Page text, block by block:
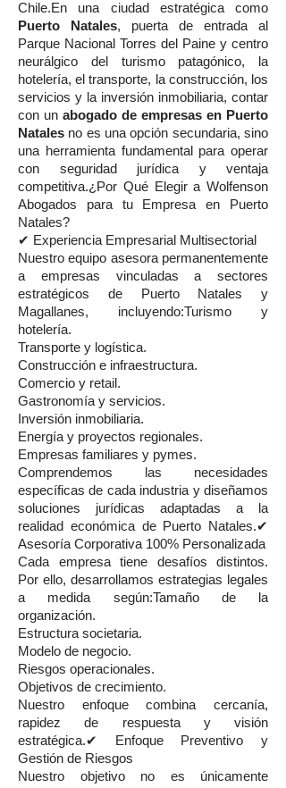
Chile.En una ciudad estratégica como
Puerto Natales, puerta de entrada al
Parque Nacional Torres del Paine y centro
neurálgico del turismo patagónico, la
hotelería, el transporte, la construcción, los
servicios y la inversión inmobiliaria, contar
con un abogado de empresas en Puerto
Natales no es una opción secundaria, sino
una herramienta fundamental para operar
con seguridad jurídica y ventaja
competitiva.¿Por Qué Elegir a Wolfenson
Abogados para tu Empresa en Puerto
Natales?
✔ Experiencia Empresarial Multisectorial
Nuestro equipo asesora permanentemente
a empresas vinculadas a sectores
estratégicos de Puerto Natales y
Magallanes, incluyendo:Turismo y
hotelería.
Transporte y logística.
Construcción e infraestructura.
Comercio y retail.
Gastronomía y servicios.
Inversión inmobiliaria.
Energía y proyectos regionales.
Empresas familiares y pymes.
Comprendemos las necesidades
específicas de cada industria y diseñamos
soluciones jurídicas adaptadas a la
realidad económica de Puerto Natales.✔
Asesoría Corporativa 100% Personalizada
Cada empresa tiene desafíos distintos.
Por ello, desarrollamos estrategias legales
a medida según:Tamaño de la
organización.
Estructura societaria.
Modelo de negocio.
Riesgos operacionales.
Objetivos de crecimiento.
Nuestro enfoque combina cercanía,
rapidez de respuesta y visión
estratégica.✔ Enfoque Preventivo y
Gestión de Riesgos
Nuestro objetivo no es únicamente